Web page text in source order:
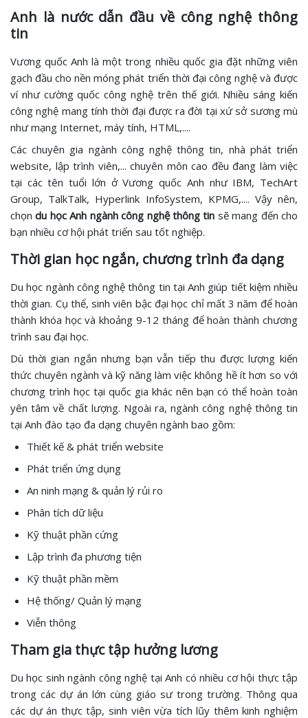
Anh là nước dẫn đầu về công nghệ thông
tin
Vương quốc Anh là một trong nhiều quốc gia đặt những viên
gạch đầu cho nền móng phát triển thời đại công nghệ và được
ví như cường quốc công nghệ trên thế giới. Nhiều sáng kiến
công nghệ mang tính thời đại được ra đời tại xứ sở sương mù
như mạng Internet, máy tính, HTML,....
Các chuyên gia ngành công nghệ thông tin, nhà phát triển
website, lập trình viên,... chuyên môn cao đều đang làm việc
tại các tên tuổi lớn ở Vương quốc Anh như IBM, TechArt
Group, TalkTalk, Hyperlink InfoSystem, KPMG,.... Vậy nên,
chọn du học Anh ngành công nghệ thông tin sẽ mang đến cho
bạn nhiều cơ hội phát triển sau tốt nghiệp.
Thời gian học ngắn, chương trình đa dạng
Du học ngành công nghệ thông tin tại Anh giúp tiết kiệm nhiều
thời gian. Cụ thể, sinh viên bậc đại học chỉ mất 3 năm để hoàn
thành khóa học và khoảng 9-12 tháng để hoàn thành chương
trình sau đại học.
Dù thời gian ngắn nhưng bạn vẫn tiếp thu được lượng kiến
thức chuyên ngành và kỹ năng làm việc không hề ít hơn so với
chương trình học tại quốc gia khác nên bạn có thể hoàn toàn
yên tâm về chất lượng. Ngoài ra, ngành công nghệ thông tin
tại Anh đào tạo đa dạng chuyên ngành bao gồm:
Thiết kế & phát triển website
Phát triển ứng dụng
An ninh mạng & quản lý rủi ro
Phân tích dữ liệu
Kỹ thuật phần cứng
Lập trình đa phương tiện
Kỹ thuật phần mềm
Hệ thống/ Quản lý mạng
Viễn thông
Tham gia thực tập hưởng lương
Du học sinh ngành công nghệ tại Anh có nhiều cơ hội thực tập
trong các dự án lớn cùng giáo sư trong trường. Thông qua
các dự án thực tập, sinh viên vừa tích lũy thêm kinh nghiệm